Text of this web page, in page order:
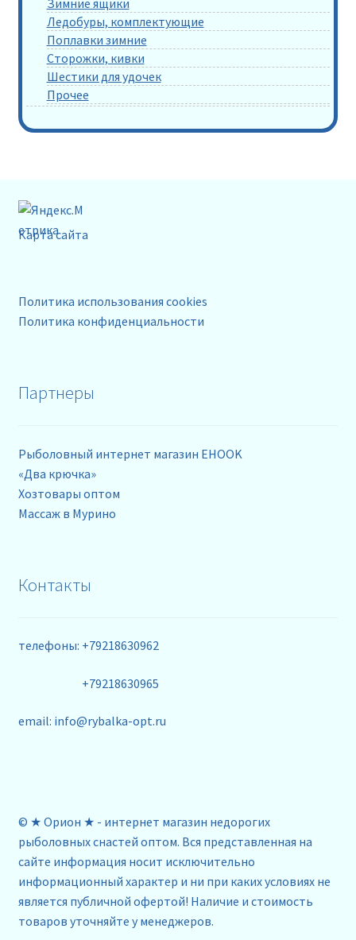
Ледобуры, комплектующие
Поплавки зимние
Сторожки, кивки
Шестики для удочек
Прочее
Карта сайта
Политика использования cookies
Политика конфиденциальности
Партнеры
Рыболовный интернет магазин EHOOK
«Два крючка»
Хозтовары оптом
Массаж в Мурино
Контакты
телефоны: +79218630962
+79218630965
email: info@rybalka-opt.ru
© ★ Орион ★ - интернет магазин недорогих
рыболовных снастей оптом. Вся представленная на
сайте информация носит исключительно
информационный характер и ни при каких условиях не
является публичной офертой! Наличие и стоимость
товаров уточняйте у менеджеров.